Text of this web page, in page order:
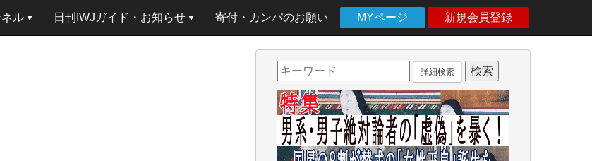
ル 日刊IWJガイド・お知らせ 寄付・カンパのお願い MYページ 新規会員登録
詳細検索